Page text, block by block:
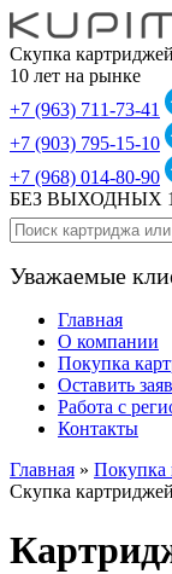
Скупка картриджей
10 лет на рынке
+7 (963) 711-73-41
+7 (903) 795-15-10
+7 (968) 014-80-90
БЕЗ ВЫХОДНЫХ
Уважаемые
Главная
О компании
Покупка
Оставить
Работа с
Контакты
Главная » Покупка
Скупка